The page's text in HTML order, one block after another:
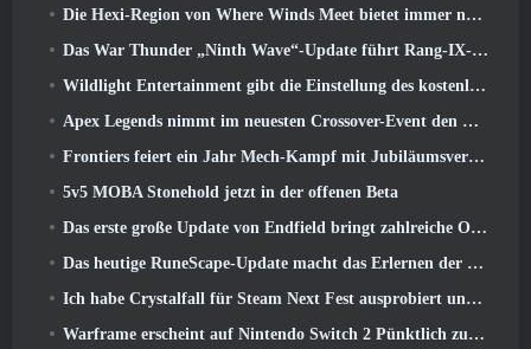
Die Hexi-Region von Where Winds Meet bietet immer noch das, was Spieler lieben, und ist gleichzeitig ein einzigartiges Erlebnis
Das War Thunder „Ninth Wave“-Update führt Rang-IX-Jets ein
Wildlight Entertainment gibt die Einstellung des kostenlosen Helden-Shooters Highguard bekannt
Apex Legends nimmt im neuesten Crossover-Event den Kampf mit dem Gundam-Universum auf
Frontiers feiert ein Jahr Mech-Kampf mit Jubiläumsveranstaltungen
5v5 MOBA Stonehold jetzt in der offenen Beta
Das erste große Update von Endfield bringt zahlreiche Optimierungen mit sich
Das heutige RuneScape-Update macht das Erlernen der ursprünglichen Kampfstile des MMORPGs einfacher
Ich habe Crystalfall für Steam Next Fest ausprobiert und das habe ich gelernt
Warframe erscheint auf Nintendo Switch 2 Pünktlich zum nächsten großen Update, Der Schattengraph